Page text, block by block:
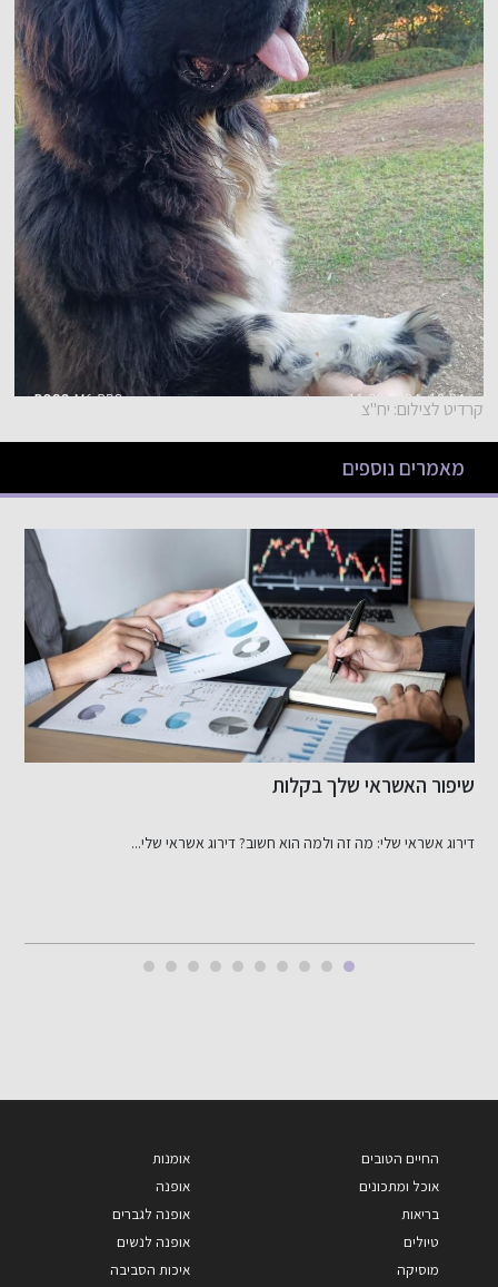
קרדיט לצילום: יח"צ
מאמרים נוספים
שיפור האשראי שלך בקלות
דירוג אשראי שלי: מה זה ולמה הוא חשוב? דירוג אשראי שלי...
החיים הטובים
אוכל ומתכונים
בריאות
טיולים
מוסיקה
אומנות
אופנה
אופנה לגברים
אופנה לנשים
איכות הסביבה